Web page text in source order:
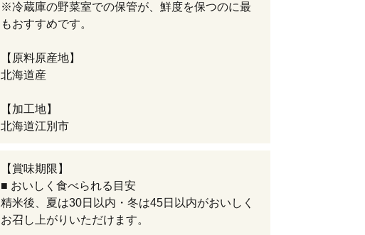
※冷蔵庫の野菜室での保管が、鮮度を保つのに最
もおすすめです。
【原料原産地】
北海道産
【加工地】
北海道江別市
【賞味期限】
■ おいしく食べられる目安
精米後、夏は30日以内・冬は45日以内がおいしく
お召し上がりいただけます。